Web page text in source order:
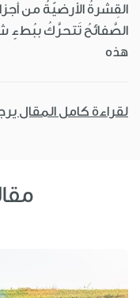
القِشرةُ الأَرضيّةُ من
الصَّفائحُ تَتحرَّكُ ببُطءٍ
هذه
لقراءة كامل المقال